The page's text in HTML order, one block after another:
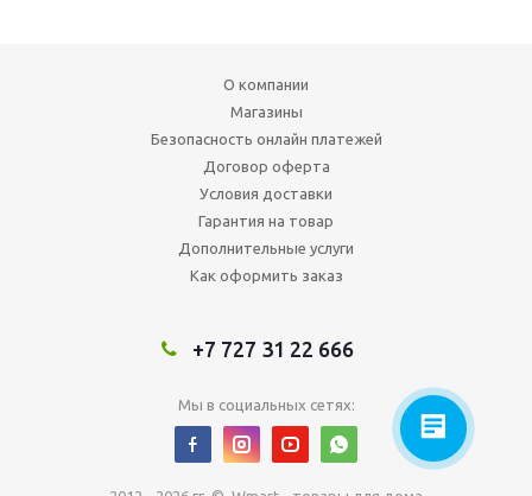
О компании
Магазины
Безопасность онлайн платежей
Договор оферта
Условия доставки
Гарантия на товар
Дополнительные услуги
Как оформить заказ
+7 727 31 22 666
Мы в социальных сетях: